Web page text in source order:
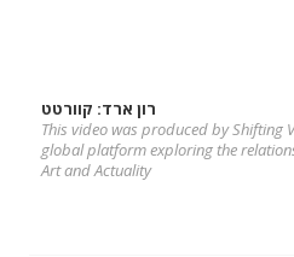
רון ארד: קוורטט
This video was produced by Shifting
global platform exploring the
Art and Actuality